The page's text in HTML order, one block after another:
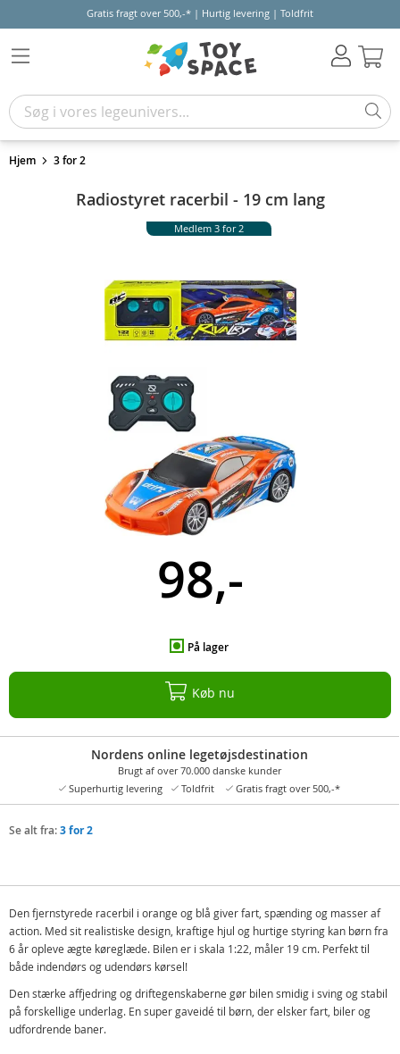
Gratis fragt over 500,-* | Hurtig levering | Toldfrit
Hjem 3 for 2
Radiostyret racerbil - 19 cm lang
Medlem 3 for 2
98,-
På lager
Køb nu
Nordens online legetøjsdestination
Brugt af over 70.000 danske kunder
Superhurtig levering
Toldfrit Gratis fragt over 500,-*
Se alt fra:3 for 2
Den fjernstyrede racerbil i orange og blå giver fart, spænding og masser af
action. Med sit realistiske design, kraftige hjul og hurtige styring kan børn fra
6 år opleve ægte køreglæde. Bilen er i skala 1:22, måler 19 cm. Perfekt til
både indendørs og udendørs kørsel!
Den stærke affjedring og driftegenskaberne gør bilen smidig i sving og stabil
på forskellige underlag. En super gaveidé til børn, der elsker fart, biler og
udfordrende baner.